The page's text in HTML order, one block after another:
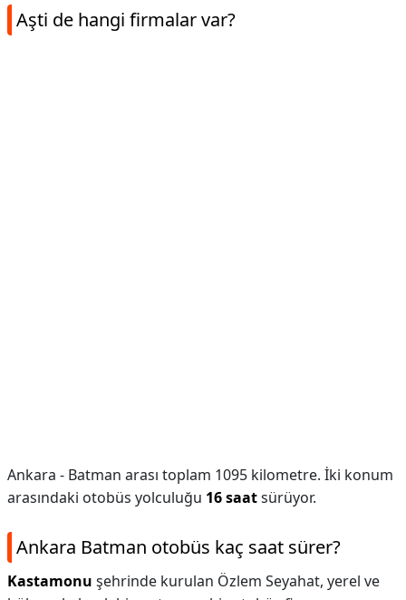
Aşti de hangi firmalar var?
Ankara - Batman arası toplam 1095 kilometre. İki konum
arasındaki otobüs yolculuğu 16 saatsürüyor.
Ankara Batman otobüs kaç saat sürer?
Kastamonu şehrinde kurulan Özlem Seyahat, yerel ve